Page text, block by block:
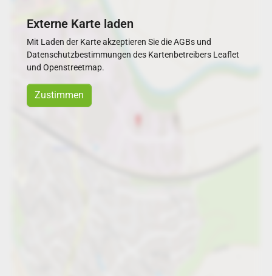
Externe Karte laden
Mit Laden der Karte akzeptieren Sie die AGBs und
Datenschutzbestimmungen des Kartenbetreibers Leaflet
und Openstreetmap.
Zustimmen